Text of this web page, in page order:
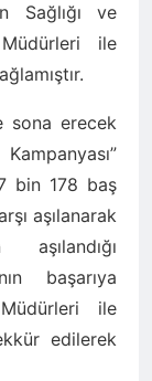
Sağlığı ve
ile
sona erecek
bin 178 baş
aşılanarak
başarıya
ile
edilerek